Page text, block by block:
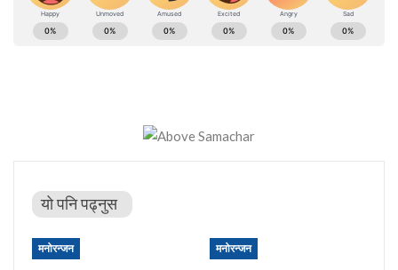
यो पनि पढ्नुस
मनोरन्जन मनोरन्जन